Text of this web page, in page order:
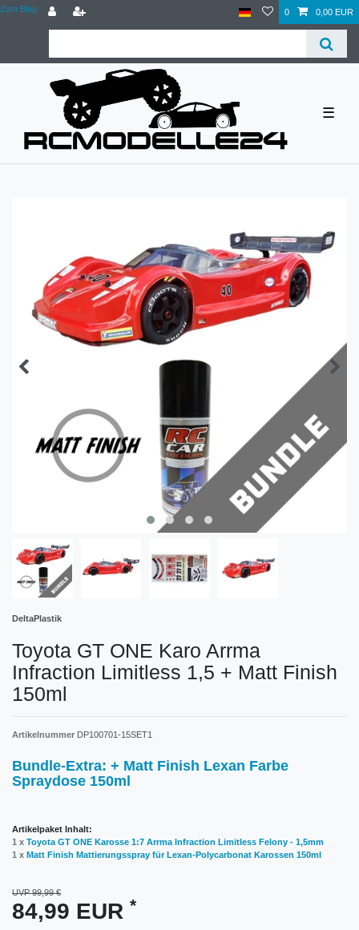
Zum Blog 0 0,00 EUR
☰
DeltaPlastik
Toyota GT ONE Karo Arrma
Infraction Limitless 1,5 + Matt Finish
150ml
Artikelnummer DP100701-15SET1
Bundle-Extra: + Matt Finish Lexan Farbe
Spraydose 150ml
Artikelpaket Inhalt:
1 x Toyota GT ONE Karosse 1:7 Arrma Infraction Limitless Felony - 1,5mm
1 x Matt Finish Mattierungsspray für Lexan-Polycarbonat Karossen 150ml
UVP 99,99 €
84,99 EUR *